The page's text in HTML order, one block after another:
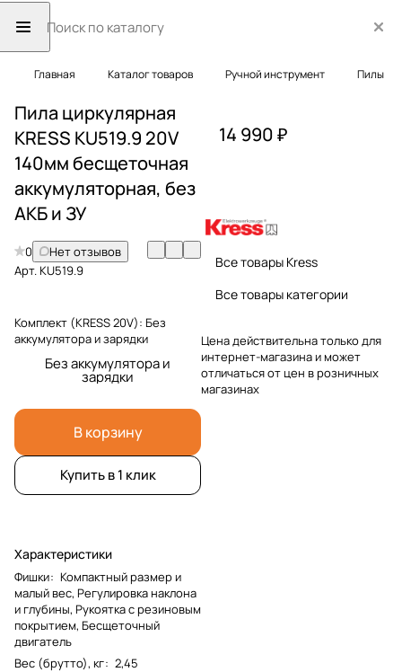
Главная Каталог товаров Ручной инструмент Пилы
Пила циркулярная
KRESS KU519.9 20V
140мм бесщеточная
аккумуляторная, без
АКБ и ЗУ
0
Нет отзывов
Арт.KU519.9
Комплект (KRESS 20V): Без
аккумулятора и зарядки
Без аккумулятора и
зарядки
В корзину
Купить в 1 клик
Характеристики
Фишки: Компактный размер и
малый вес, Регулировка наклона
и глубины, Рукоятка с резиновым
покрытием, Бесщеточный
двигатель
Вес (брутто), кг: 2,45
14 990 ₽
Все товары Kress
Все товары категории
Цена действительна только для
интернет-магазина и может
отличаться от цен в розничных
магазинах